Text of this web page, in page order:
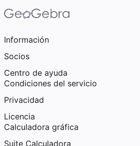
Información
Socios
Centro de ayuda
Condiciones del servicio
Privacidad
Licencia
Calculadora gráfica
Suite Calculadora